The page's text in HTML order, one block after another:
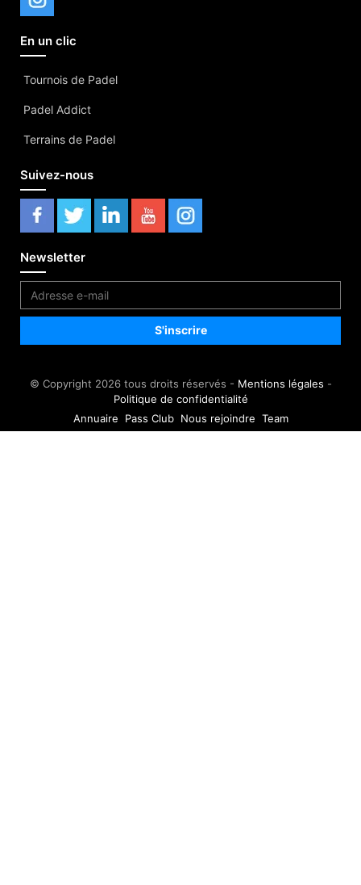
En un clic
Tournois de Padel
Padel Addict
Terrains de Padel
Suivez-nous
Newsletter
© Copyright 2026 tous droits réservés - Mentions légales -
Politique de confidentialité
Annuaire
Pass Club Nous rejoindre Team